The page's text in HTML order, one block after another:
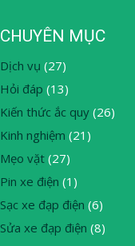
CHUYÊN MỤC
Dịch vụ (27)
Hỏi đáp (13)
Kiến thức ắc quy (26)
Kinh nghiệm (21)
Mẹo vặt (27)
Pin xe điện (1)
Sạc xe đạp điện (6)
Sửa xe đạp điện (8)